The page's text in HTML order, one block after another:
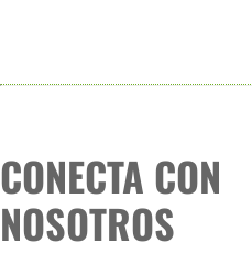
CONECTA CON
NOSOTROS